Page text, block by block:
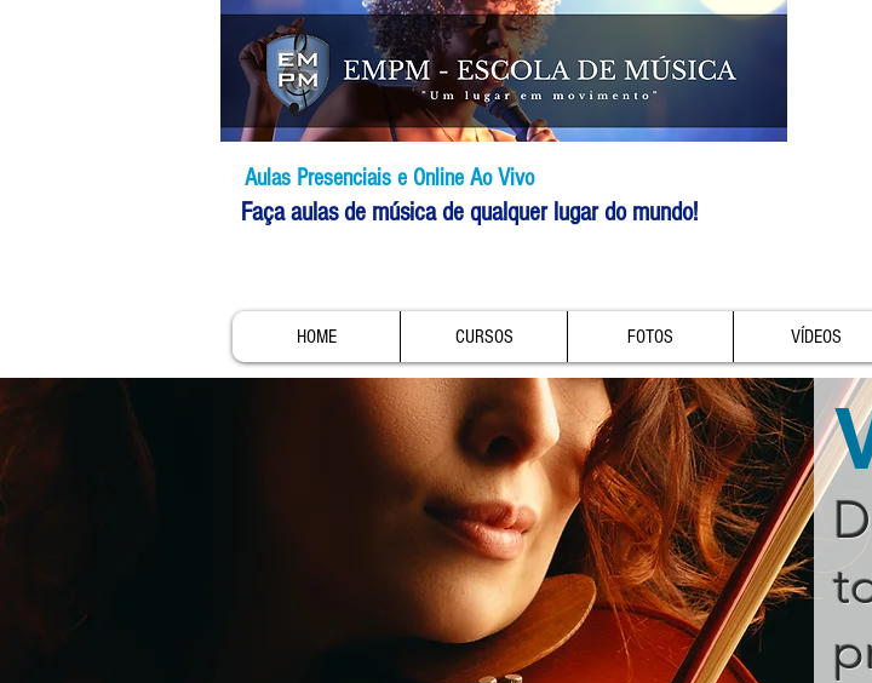
Aulas Presenciais e Online Ao Vivo
Faça aulas de música de qualquer lugar do mundo!
HOME CURSOS FOTOS VÍDEOS